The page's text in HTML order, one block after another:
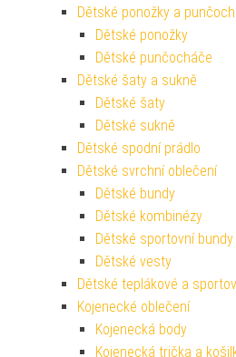
Dětské ponožky a
Dětské ponožky
Dětské punčocháče
Dětské šaty a sukně
Dětské šaty
Dětské sukně
Dětské spodní prádlo
Dětské svrchní oblečení
Dětské bundy
Dětské kombinézy
Dětské sportovní bundy
Dětské vesty
Dětské teplákové a
Kojenecké oblečení
Kojenecká body
Kojenecká trička a